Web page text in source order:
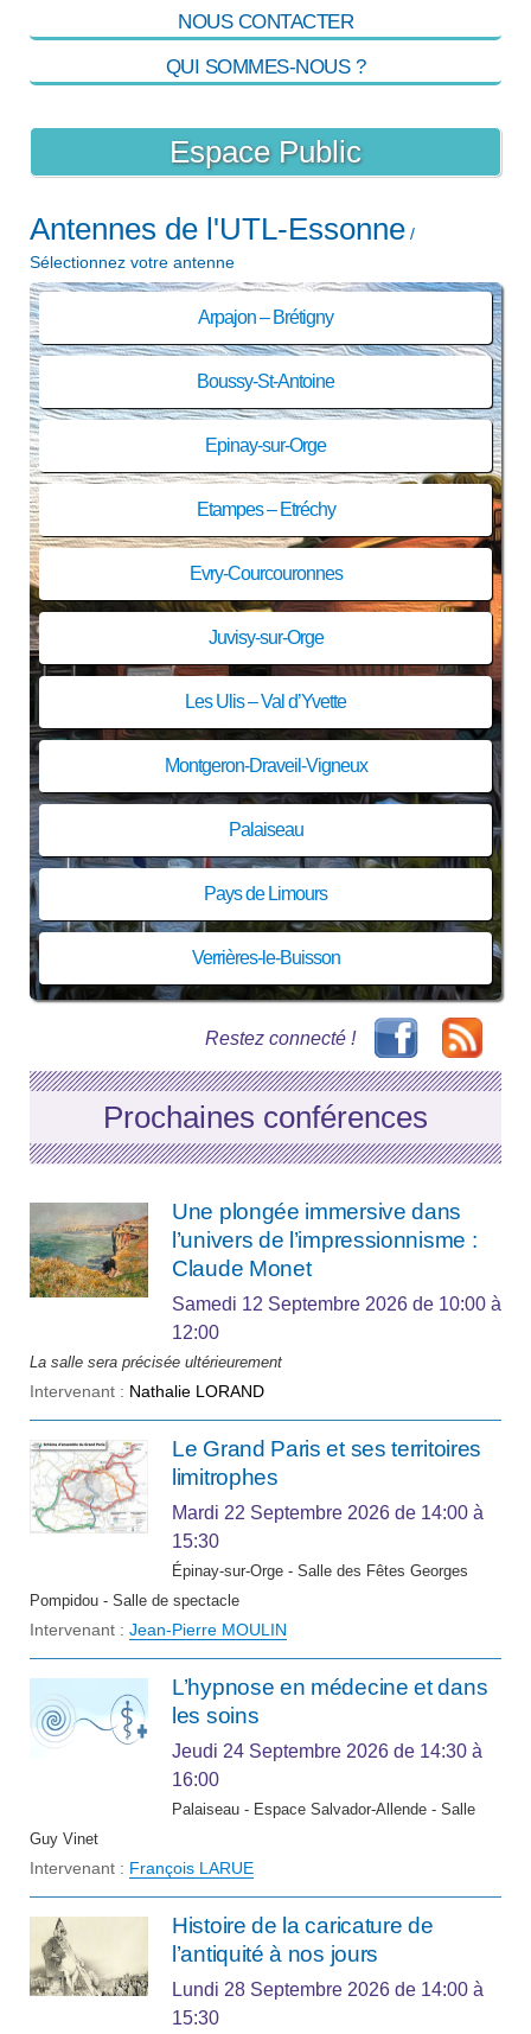
NOUS CONTACTER
QUI SOMMES-NOUS ?
Espace Public
Antennes de l'UTL-Essonne /
Sélectionnez votre antenne
Arpajon – Brétigny
Boussy-St-Antoine
Epinay-sur-Orge
Etampes – Etréchy
Evry-Courcouronnes
Juvisy-sur-Orge
Les Ulis – Val d’Yvette
Montgeron-Draveil-Vigneux
Palaiseau
Pays de Limours
Verrières-le-Buisson
Prochaines conférences
Restez connecté !
Une plongée immersive dans
l’univers de l’impressionnisme :
Claude Monet
Samedi 12 Septembre 2026 de 10:00 à
12:00
La salle sera précisée ultérieurement
Intervenant : Nathalie LORAND
Le Grand Paris et ses territoires
limitrophes
Mardi 22 Septembre 2026 de 14:00 à
15:30
Épinay-sur-Orge - Salle des Fêtes Georges
Pompidou - Salle de spectacle
Intervenant : Jean-Pierre MOULIN
L’hypnose en médecine et dans
les soins
Jeudi 24 Septembre 2026 de 14:30 à
16:00
Palaiseau - Espace Salvador-Allende - Salle
Guy Vinet
Intervenant : François LARUE
Histoire de la caricature de
l’antiquité à nos jours
Lundi 28 Septembre 2026 de 14:00 à
15:30